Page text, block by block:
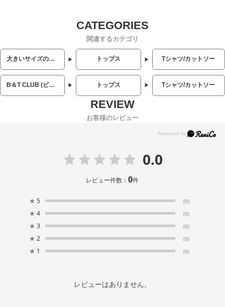
関連するカテゴリ
大きいサイズのメンズ服 トップス Tシャツ/カットソー
B＆T CLUB (ビーアンドティークラブ) トップス Tシャツ/カットソー
お客様のレビュー
0.0
レビュー件数：0件
★ 5 (0)
★ 4 (0)
★ 3 (0)
★ 2 (0)
★ 1 (0)
レビューはありません。